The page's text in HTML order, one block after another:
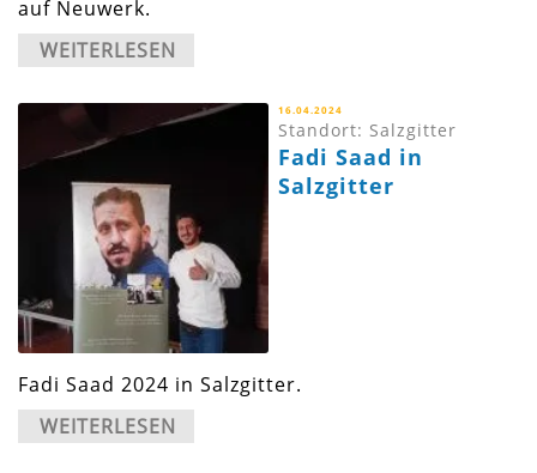
auf Neuwerk.
WEITERLESEN
16.04.2024
Standort: Salzgitter
Fadi Saad in
Salzgitter
Fadi Saad 2024 in Salzgitter.
WEITERLESEN